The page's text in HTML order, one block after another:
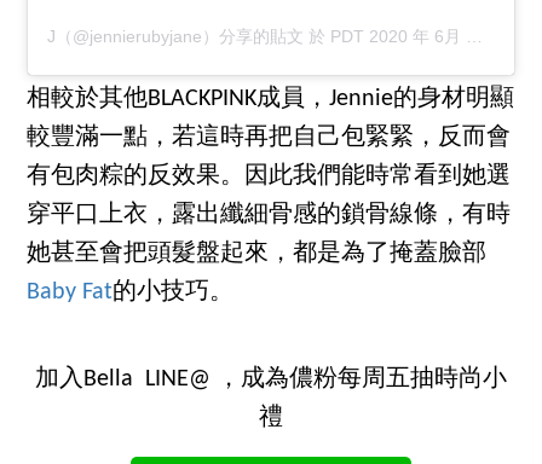
J（@jennierubyjane）分享的貼文 於 PDT 2020 年 6月 月 27 日 下午 8:56
相較於其他BLACKPINK成員，Jennie的身材明顯
較豐滿一點，若這時再把自己包緊緊，反而會
有包肉粽的反效果。因此我們能時常看到她選
穿平口上衣，露出纖細骨感的鎖骨線條，有時
她甚至會把頭髮盤起來，都是為了掩蓋臉部
Baby Fat的小技巧。
加入Bella LINE@ ，成為儂粉每周五抽時尚小
禮